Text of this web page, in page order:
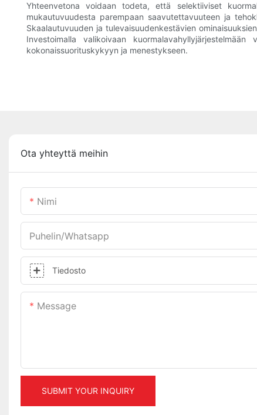
Yhteenvetona voidaan todeta, että selektiiviset
mukautuvuudesta parempaan saavutettavuuteen ja
Skaalautuvuuden ja tulevaisuudenkestävien
Investoimalla valikoivaan
kokonaissuorituskykyyn ja menestykseen.
Ota yhteyttä meihin
Nimi
Puhelin/whatsapp
Tiedosto
Message
SUBMIT YOUR INQUIRY